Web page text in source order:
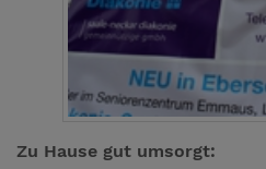
Zu Hause gut umsorgt: